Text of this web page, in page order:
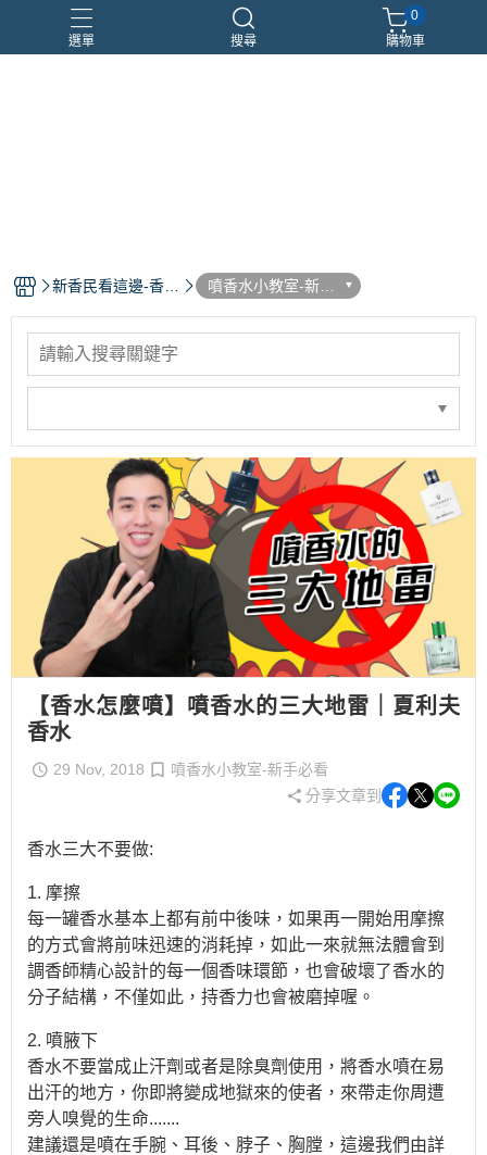
選單 搜尋
0
購物車
新香民看這邊-香水
噴香水小教室-新手
必看
【香水怎麼噴】噴香水的三大地雷｜夏利夫
香水
29 Nov, 2018
噴香水小教室-新手必看
分享文章到
香水三大不要做:
1. 摩擦
每一罐香水基本上都有前中後味，如果再一開始用摩擦
的方式會將前味迅速的消耗掉，如此一來就無法體會到
調香師精心設計的每一個香味環節，也會破壞了香水的
分子結構，不僅如此，持香力也會被磨掉喔。
2. 噴腋下
香水不要當成止汗劑或者是除臭劑使用，將香水噴在易
出汗的地方，你即將變成地獄來的使者，來帶走你周遭
旁人嗅覺的生命.......
建議還是噴在手腕、耳後、脖子、胸膛，這邊我們由詳